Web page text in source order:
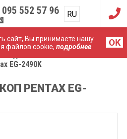
сайт, Вы принимаете нашу
файлов cookie, подробнее OK
095 552 57 96 RU
UA
EG-2490K
PENTAX EG-